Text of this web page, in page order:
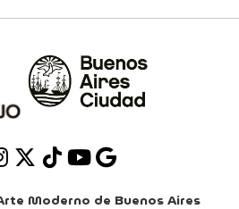
Moderno de Buenos Aires